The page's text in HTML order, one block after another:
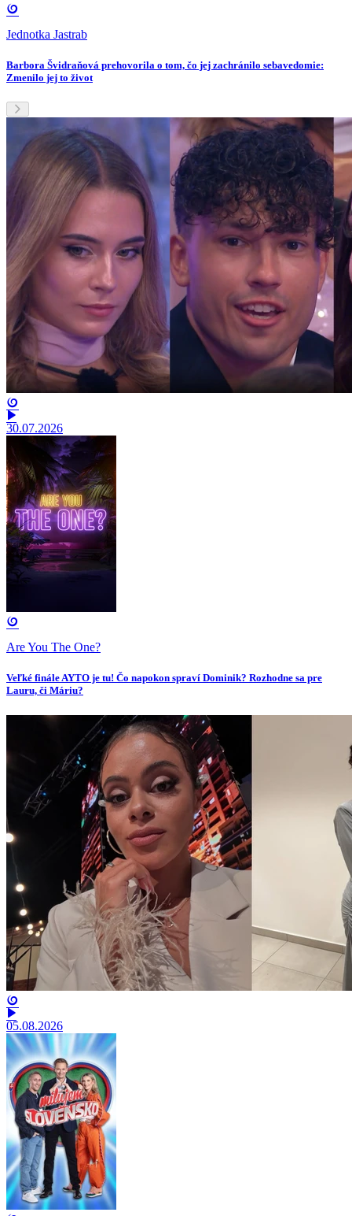
Jednotka Jastrab
Barbora Švidraňová prehovorila o tom, čo jej zachránilo sebavedomie:
Zmenilo jej to život
30.07.2026
Are You The One?
Veľké finále AYTO je tu! Čo napokon spraví Dominik? Rozhodne sa pre
Lauru, či Máriu?
05.08.2026